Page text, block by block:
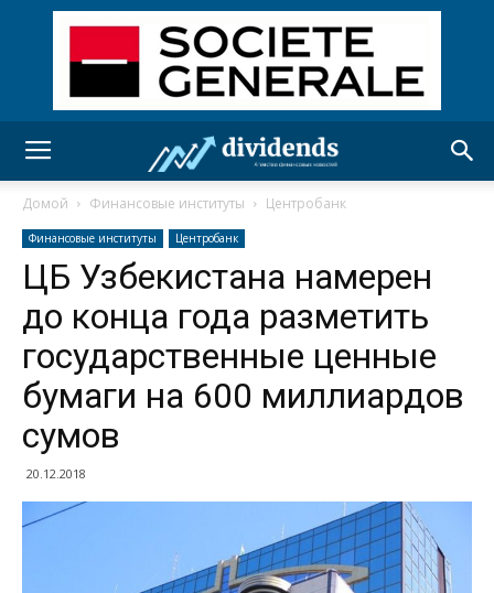
Домой Финансовые институты Центробанк
Финансовые институты Центробанк
ЦБ Узбекистана намерен
до конца года разметить
государственные ценные
бумаги на 600 миллиардов
сумов
20.12.2018